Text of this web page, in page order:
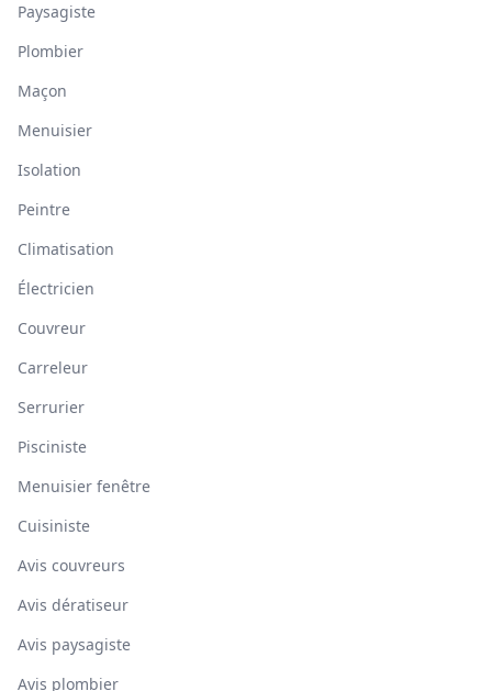
Paysagiste
Plombier
Maçon
Menuisier
Isolation
Peintre
Climatisation
Électricien
Couvreur
Carreleur
Serrurier
Pisciniste
Menuisier fenêtre
Cuisiniste
Avis couvreurs
Avis dératiseur
Avis paysagiste
Avis plombier